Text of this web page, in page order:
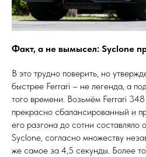
Факт, а не вымысел: Syclone
В это трудно поверить, но
быстрее Ferrari – не легенда, а
того времени. Возьмём Ferrari
прекрасно сбалансированный и
его разгона до сотни
Syclone, согласно множеству
же самое за 4,5 секунды. Более